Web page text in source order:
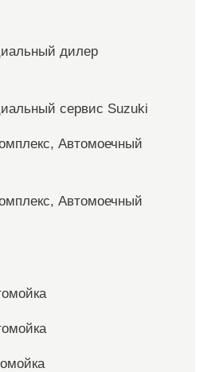
дилер
сервис Suzuki
Автомоечный
Автомоечный